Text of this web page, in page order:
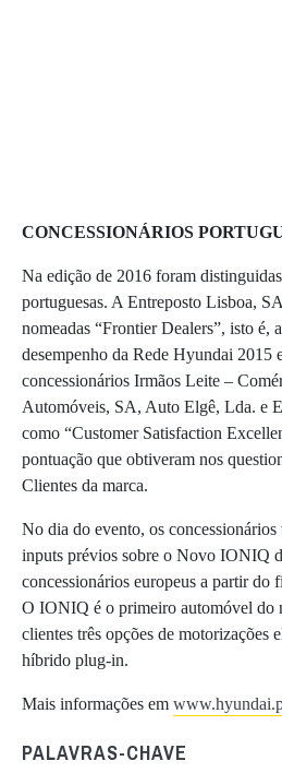
CONCESSIONÁRIOS
Na edição de 2016 foram
portuguesas. A Entreposto Lisboa,
nomeadas “Frontier Dealers”, isto é,
desempenho da Rede Hyundai 2015
concessionários Irmãos Leite –
Automóveis, SA, Auto Elgê, Lda. e
como “Customer Satisfaction
pontuação que obtiveram nos
Clientes da marca.
No dia do evento, os concessionários
inputs prévios sobre o Novo IONIQ
concessionários europeus a partir do
O IONIQ é o primeiro automóvel do
clientes três opções de motorizações
híbrido plug-in.
Mais informações em
PALAVRAS-CHAVE